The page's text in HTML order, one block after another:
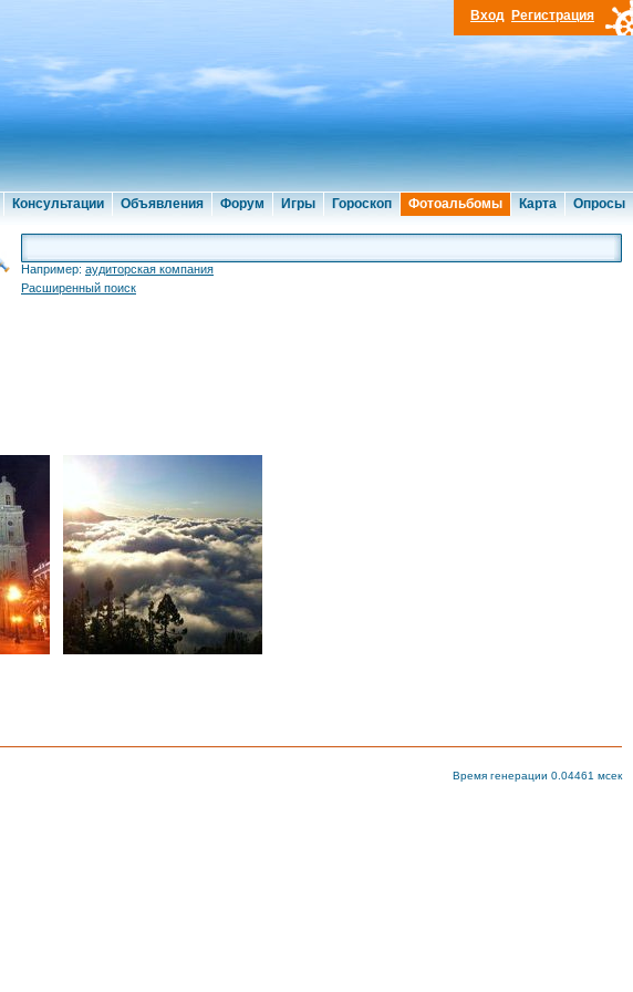
Консультации Объявления Форум Игры Гороскоп Фотоальбомы Карта Опросы
Вход Регистрация
Например: аудиторская компания
Расширенный поиск
Время генерации 0.04461 мсек